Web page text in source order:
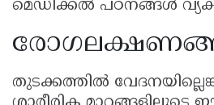
മെഡിക്കൽ പഠനങ്ങൾ
തുടക്കത്തിൽ